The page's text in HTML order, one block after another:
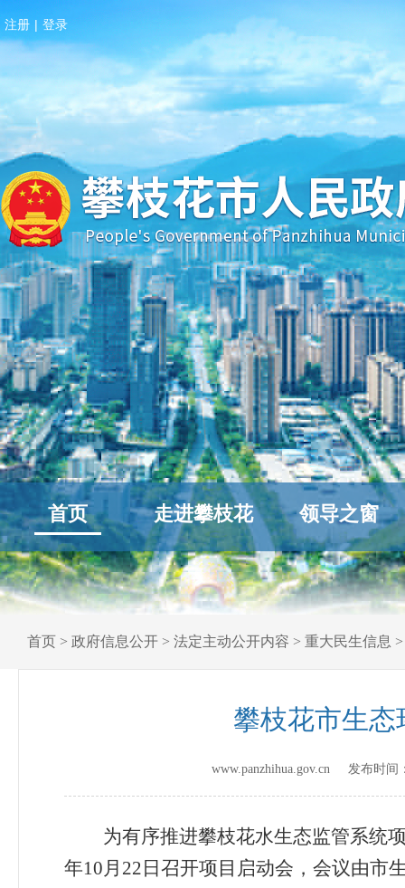
注册 | 登录
首页 走进攀枝花 领导之窗
首页 > 政府信息公开 > 法定主动公开内容 > 重大民生信息
攀枝花市生
www.panzhihua.gov.cn 发布时间
为有序推进攀枝花水生态监管系统
年10月 22 日召开项目启动会 ，会议由市